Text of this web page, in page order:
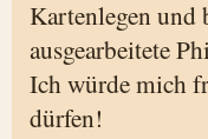
Kartenlegen und
ausgearbeitete
Ich würde mich
dürfen!